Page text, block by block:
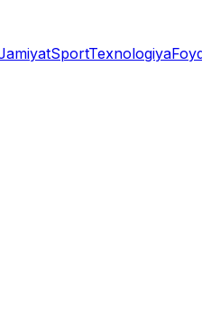
SportTexnologiya